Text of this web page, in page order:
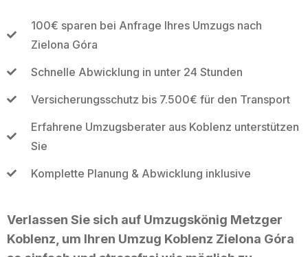
100€ sparen bei Anfrage Ihres Umzugs nach
Zielona Góra
Schnelle Abwicklung in unter 24 Stunden
Versicherungsschutz bis 7.500€ für den Transport
Erfahrene Umzugsberater aus Koblenz unterstützen
Sie
Komplette Planung & Abwicklung inklusive
Verlassen Sie sich auf Umzugskönig Metzger
Koblenz, um Ihren Umzug Koblenz Zielona Góra